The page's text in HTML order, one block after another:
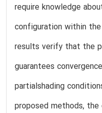
require knowledge
configuration within
results verify that the
guarantees
partialshading
proposed methods,